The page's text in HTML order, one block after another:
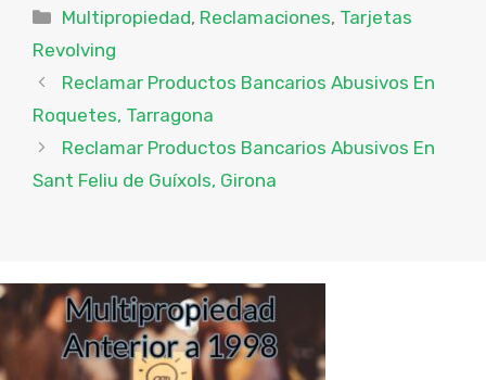
Categorías
Multipropiedad, Reclamaciones, Tarjetas
Revolving
Reclamar Productos Bancarios Abusivos En
Roquetes, Tarragona
Reclamar Productos Bancarios Abusivos En
Sant Feliu de Guíxols, Girona